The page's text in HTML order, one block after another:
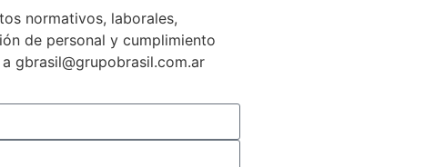
normativos, laborales,
de personal y cumplimiento
gbrasil@grupobrasil.com.ar